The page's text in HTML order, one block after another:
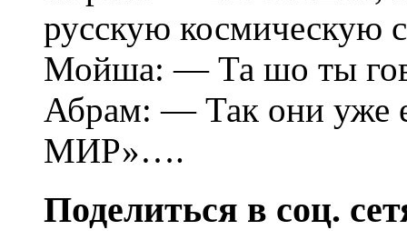
русскую
Мойша: — Та шо ты
Абрам: — Так они уже
МИР»….
Поделиться в соц.